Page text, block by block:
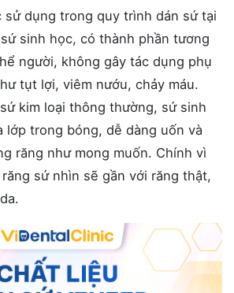
sử dụng trong quy trình dán sứ tại
sinh học, có thành phần tương
người, không gây tác dụng phụ
tụt lợi, viêm nướu, chảy máu.
kim loại thông thường, sứ sinh
lớp trong bóng, dễ dàng uốn và
răng như mong muốn. Chính vì
sứ nhìn sẽ gần với răng thật,